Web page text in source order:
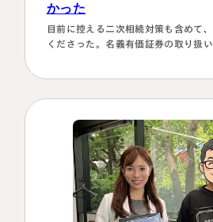
かった
目前に控える二次相続対策も含めて
くださった。名義有価証券の取り扱